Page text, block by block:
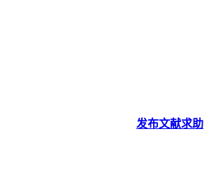
发布文献求助